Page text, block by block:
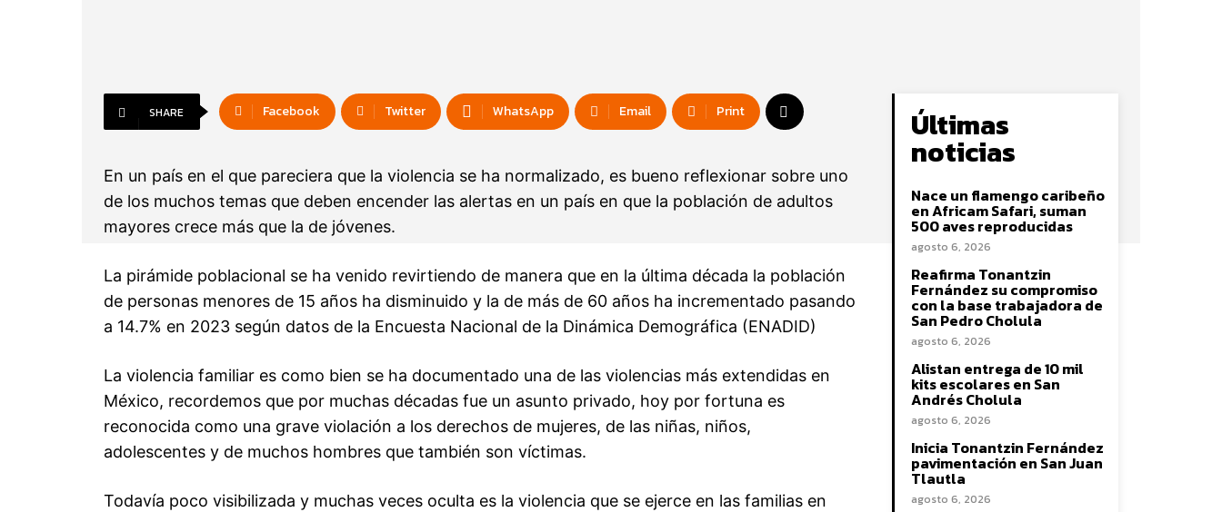
SHARE Facebook Twitter WhatsApp Email Print
En un país en el que pareciera que la violencia se ha normalizado, es bueno reflexionar sobre uno
de los muchos temas que deben encender las alertas en un país en que la población de adultos
mayores crece más que la de jóvenes.
La pirámide poblacional se ha venido revirtiendo de manera que en la última década la población
de personas menores de 15 años ha disminuido y la de más de 60 años ha incrementado pasando
a 14.7% en 2023 según datos de la Encuesta Nacional de la Dinámica Demográfica (ENADID)
La violencia familiar es como bien se ha documentado una de las violencias más extendidas en
México, recordemos que por muchas décadas fue un asunto privado, hoy por fortuna es
reconocida como una grave violación a los derechos de mujeres, de las niñas, niños,
adolescentes y de muchos hombres que también son víctimas.
Todavía poco visibilizada y muchas veces oculta es la violencia que se ejerce en las familias en
Últimas
noticias
Nace un flamengo caribeño
en Africam Safari, suman
500 aves reproducidas
agosto 6, 2026
Reafirma Tonantzin
Fernández su compromiso
con la base trabajadora de
San Pedro Cholula
agosto 6, 2026
Alistan entrega de 10 mil
kits escolares en San
Andrés Cholula
agosto 6, 2026
Inicia Tonantzin Fernández
pavimentación en San Juan
Tlautla
agosto 6, 2026